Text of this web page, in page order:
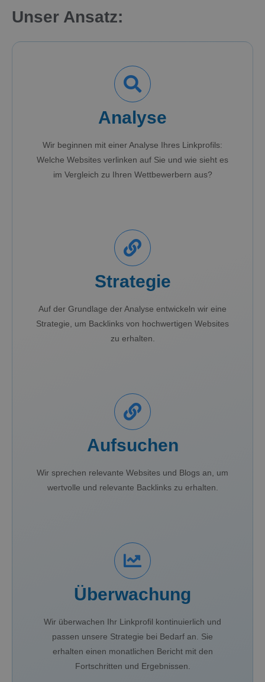
Unser Ansatz:
Analyse
Wir beginnen mit einer Analyse Ihres Linkprofils:
Welche Websites verlinken auf Sie und wie sieht es
im Vergleich zu Ihren Wettbewerbern aus?
Strategie
Auf der Grundlage der Analyse entwickeln wir eine
Strategie, um Backlinks von hochwertigen Websites
zu erhalten.
Aufsuchen
Wir sprechen relevante Websites und Blogs an, um
wertvolle und relevante Backlinks zu erhalten.
Überwachung
Wir überwachen Ihr Linkprofil kontinuierlich und
passen unsere Strategie bei Bedarf an. Sie
erhalten einen monatlichen Bericht mit den
Fortschritten und Ergebnissen.